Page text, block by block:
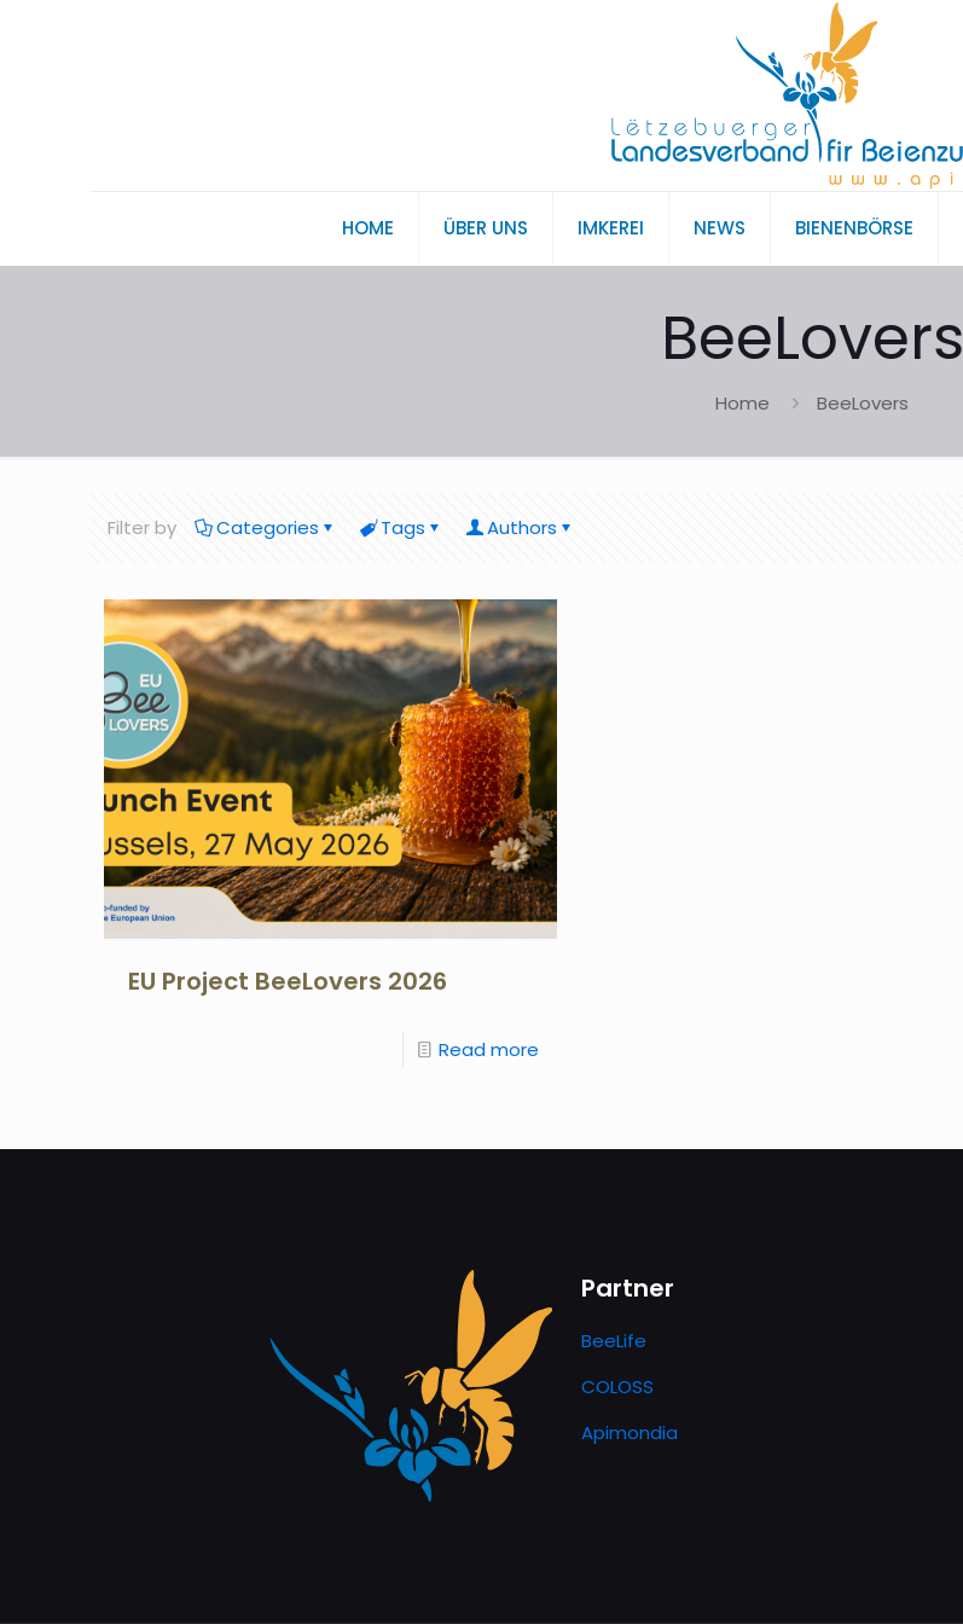
HOME ÜBER UNS IMKEREI NEWS BIENENBÖRSE
BeeLovers
Home BeeLovers
Filter by Categories Tags Authors
EU Project BeeLovers 2026
Read more
Partner
BeeLife
COLOSS
Apimondia